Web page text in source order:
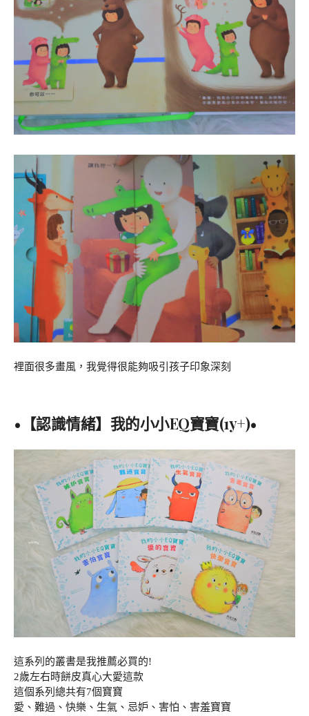
裡面很多畫風，我覺得很能夠吸引孩子印象深刻
•【認識情緒】我的小小EQ寶寶(1y+)•
這系列的叢書是我推薦必買的!
2歲左右時餅皮真心大愛這款
這個系列總共有7個寶寶
愛、難過、快樂、生氣、忌妒、害怕、害羞寶寶